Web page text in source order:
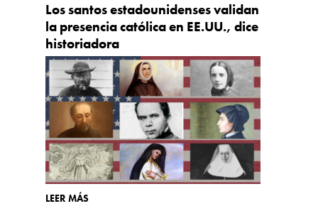
Los santos estadounidenses validan
la presencia católica en EE.UU., dice
historiadora
LEER MÁS